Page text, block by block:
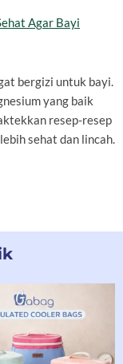
Agar Bayi
bergizi untuk bayi.
yang baik
resep-resep
sehat dan lincah.